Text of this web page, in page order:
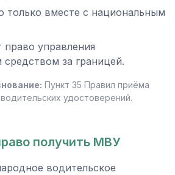
только вместе с национальным
управления
за границей.
Пункт 35 Правил приёма
удостоверений.
получить МВУ
водительское